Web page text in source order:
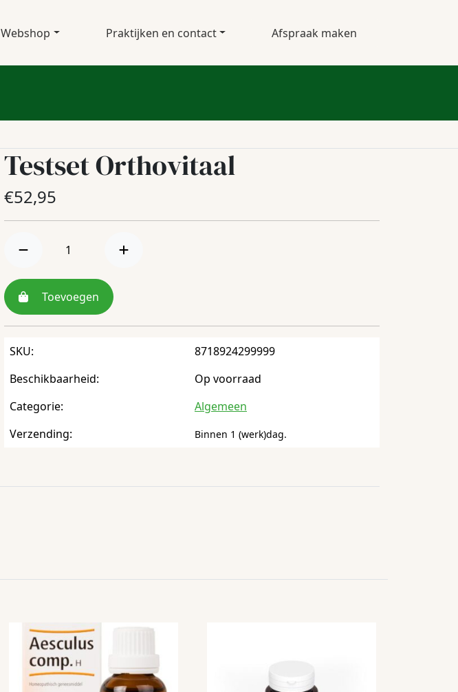
Webshop Praktijken en contact Afspraak maken
Testset Orthovitaal
€52,95
Toevoegen
SKU:
8718924299999
Beschikbaarheid:
Op voorraad
Categorie:
Algemeen
Verzending:
Binnen 1 (werk)dag.